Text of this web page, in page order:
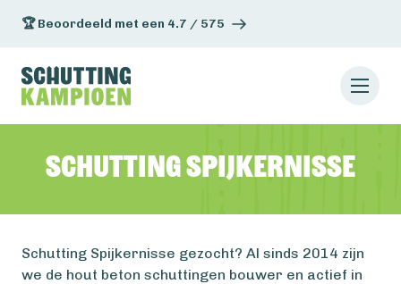
🏆 Beoordeeld met een 4.7 / 575
Schutting Spijkernisse
Schutting Spijkernisse gezocht? Al sinds 2014 zijn
we de hout beton schuttingen bouwer en actief in